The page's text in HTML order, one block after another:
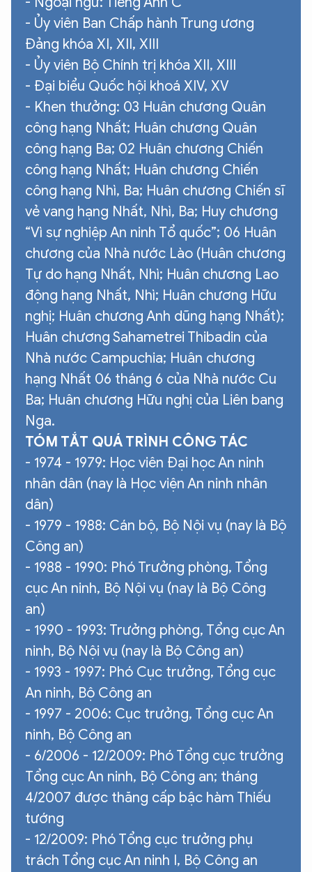
- Ủy viên Ban Chấp hành Trung ương
Đảng khóa XI, XII, XIII
- Ủy viên Bộ Chính trị khóa XII, XIII
- Đại biểu Quốc hội khoá XIV, XV
- Khen thưởng: 03 Huân chương Quân
công hạng Nhất; Huân chương Quân
công hạng Ba; 02 Huân chương Chiến
công hạng Nhất; Huân chương Chiến
công hạng Nhì, Ba; Huân chương Chiến sĩ
vẻ vang hạng Nhất, Nhì, Ba; Huy chương
“Vì sự nghiệp An ninh Tổ quốc”; 06 Huân
chương của Nhà nước Lào (Huân chương
Tự do hạng Nhất, Nhì; Huân chương Lao
động hạng Nhất, Nhì; Huân chương Hữu
nghị; Huân chương Anh dũng hạng Nhất);
Huân chương Sahametrei Thibadin của
Nhà nước Campuchia; Huân chương
hạng Nhất 06 tháng 6 của Nhà nước Cu
Ba; Huân chương Hữu nghị của Liên bang
Nga.
TÓM TẮT QUÁ TRÌNH CÔNG TÁC
- 1974 - 1979: Học viên Đại học An ninh
nhân dân (nay là Học viện An ninh nhân
dân)
- 1979 - 1988: Cán bộ, Bộ Nội vụ (nay là Bộ
Công an)
- 1988 - 1990: Phó Trưởng phòng, Tổng
cục An ninh, Bộ Nội vụ (nay là Bộ Công
an)
- 1990 - 1993: Trưởng phòng, Tổng cục An
ninh, Bộ Nội vụ (nay là Bộ Công an)
- 1993 - 1997: Phó Cục trưởng, Tổng cục
An ninh, Bộ Công an
- 1997 - 2006: Cục trưởng, Tổng cục An
ninh, Bộ Công an
- 6/2006 - 12/2009: Phó Tổng cục trưởng
Tổng cục An ninh, Bộ Công an; tháng
4/2007 được thăng cấp bậc hàm Thiếu
tướng
- 12/2009: Phó Tổng cục trưởng phụ
trách Tổng cục An ninh I, Bộ Công an